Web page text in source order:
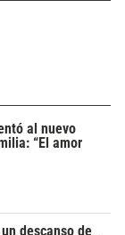
al nuevo
“El amor
descanso de